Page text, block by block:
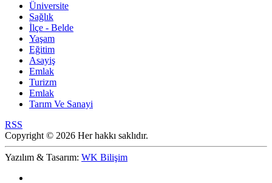
Üniversite
Sağlık
İlçe - Belde
Yaşam
Eğitim
Asayiş
Emlak
Turizm
Emlak
Tarım Ve Sanayi
RSS
Copyright © 2026 Her hakkı saklıdır.
Yazılım & Tasarım: WK Bilişim